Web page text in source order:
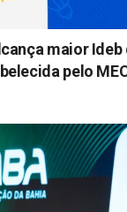
maior
pelo